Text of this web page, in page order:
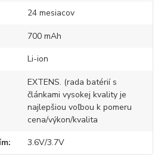
24 mesiacov
700 mAh
Li-ion
EXTENS. (rada batérií s
článkami vysokej kvality je
najlepšiou voľbou k pomeru
cena/výkon/kvalita
3.6V/3.7V